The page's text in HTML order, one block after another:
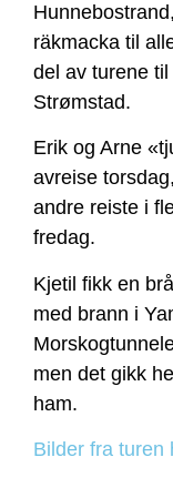
räkmacka til
del av turene
Strømstad.
Erik og Arne
avreise
andre reiste i
fredag.
Kjetil fikk en
med brann i
men det gikk
ham.
Bilder fra turen